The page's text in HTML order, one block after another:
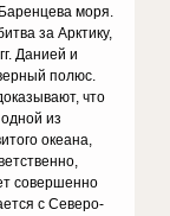
моря.
за Арктику,
Данией и
полюс.
что
из
океана,
совершенно
с Северо-